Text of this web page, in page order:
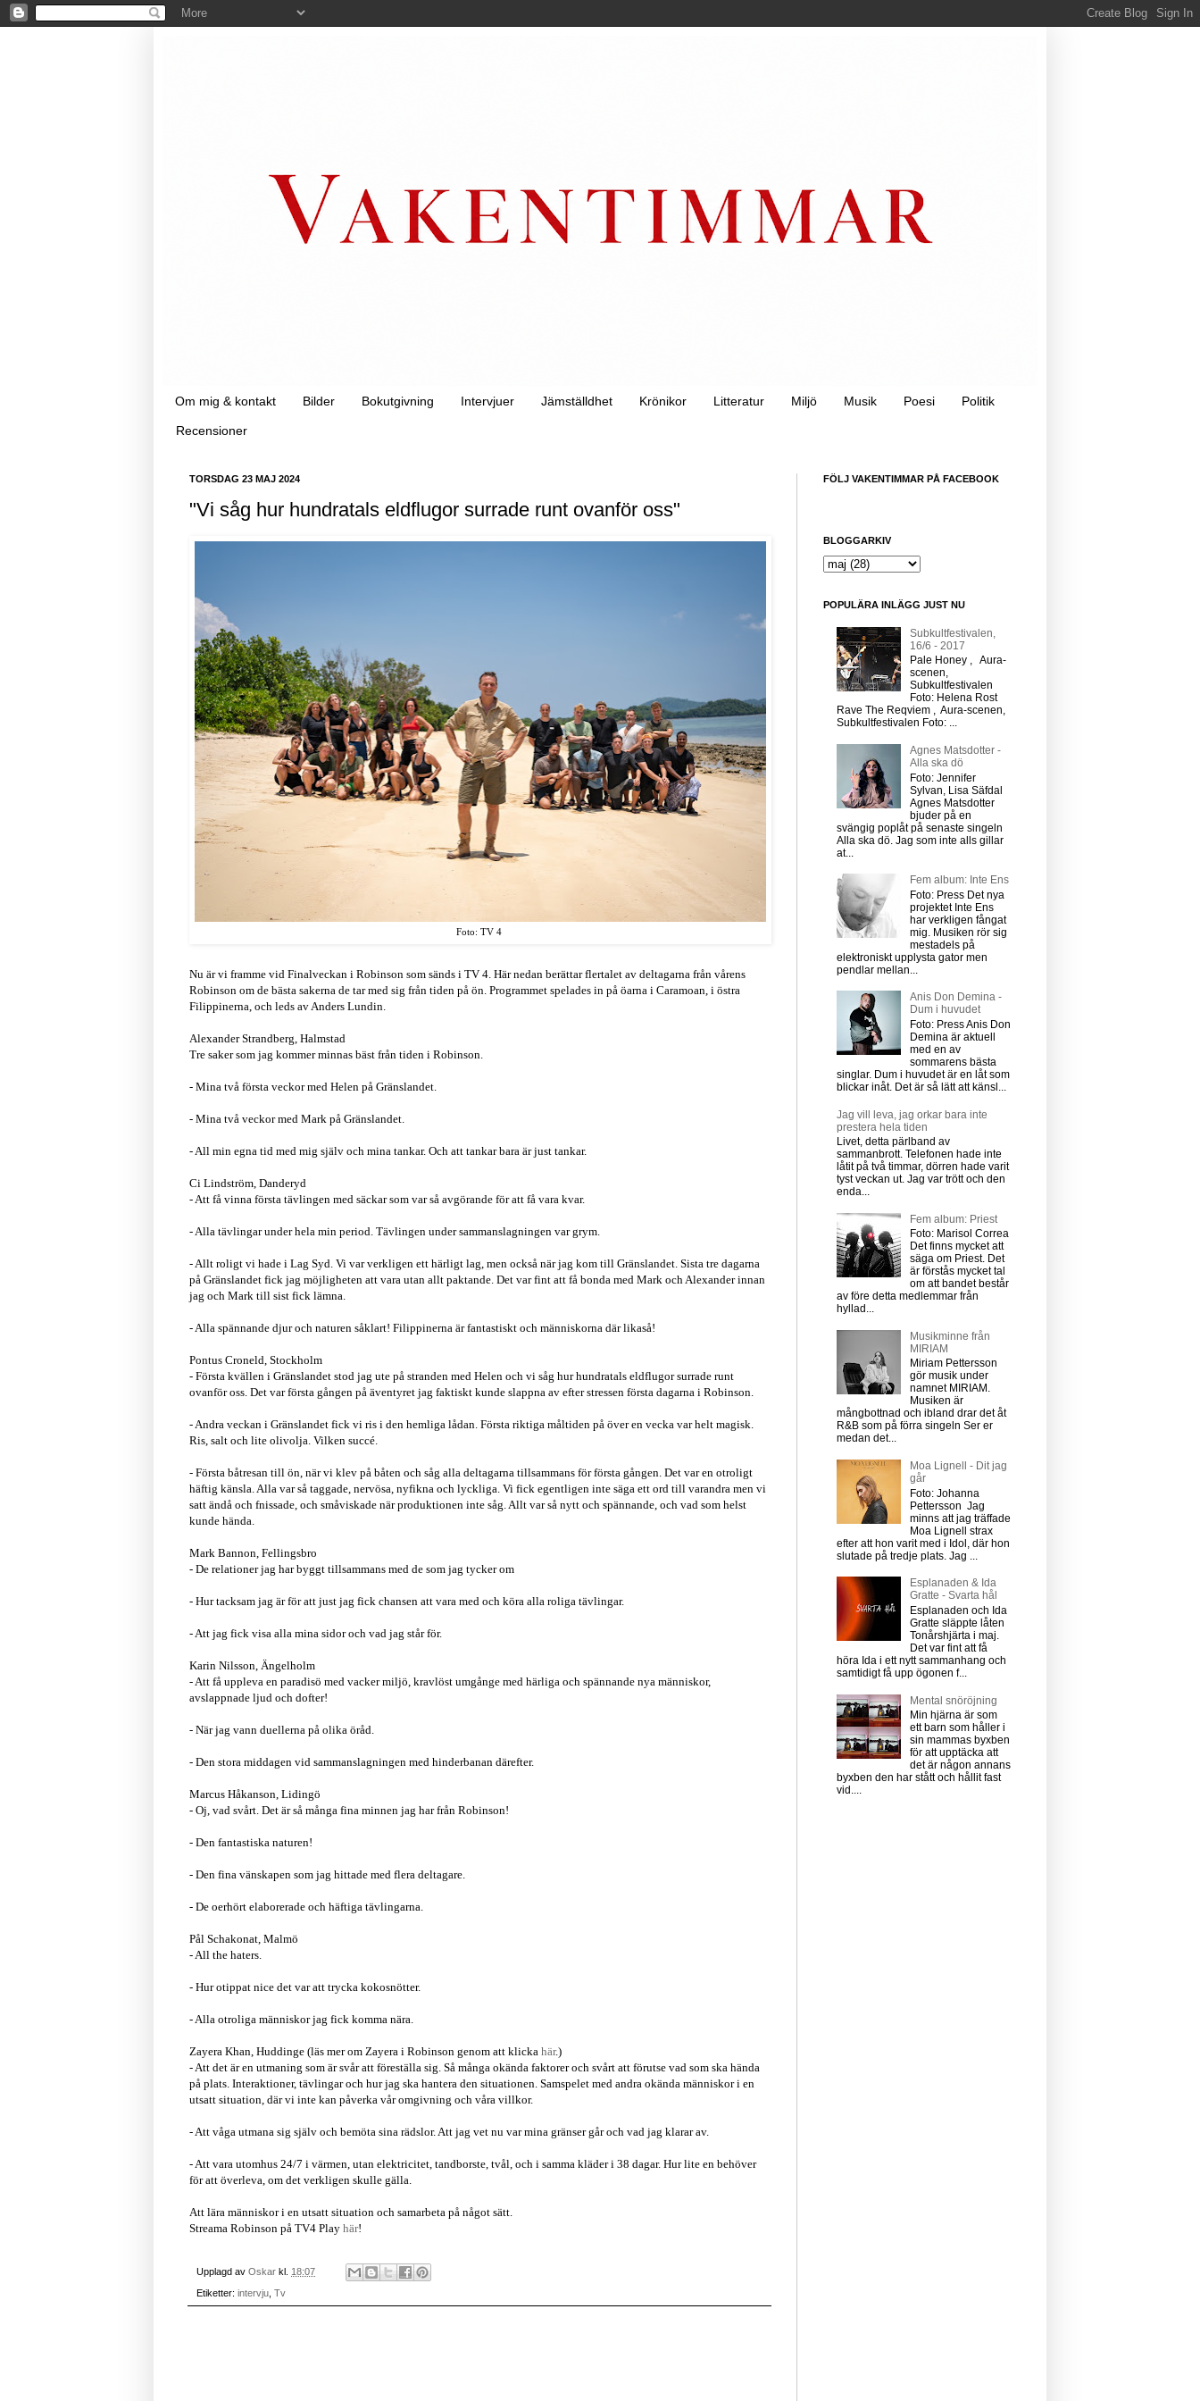
Om mig & kontakt Bilder Bokutgivning Intervjuer Jämställdhet Krönikor Litteratur Miljö Musik Poesi Politik
Recensioner
TORSDAG 23 MAJ 2024
"Vi såg hur hundratals eldflugor surrade runt ovanför oss"
Foto: TV 4
Nu är vi framme vid Finalveckan i Robinson som sänds i TV 4. Här nedan berättar flertalet av deltagarna från vårens
Robinson om de bästa sakerna de tar med sig från tiden på ön. Programmet spelades in på öarna i Caramoan, i östra
Filippinerna, och leds av Anders Lundin.
Alexander Strandberg, Halmstad
Tre saker som jag kommer minnas bäst från tiden i Robinson.
- Mina två första veckor med Helen på Gränslandet.
- Mina två veckor med Mark på Gränslandet.
- All min egna tid med mig själv och mina tankar. Och att tankar bara är just tankar.
Ci Lindström, Danderyd
- Att få vinna första tävlingen med säckar som var så avgörande för att få vara kvar.
- Alla tävlingar under hela min period. Tävlingen under sammanslagningen var grym.
- Allt roligt vi hade i Lag Syd. Vi var verkligen ett härligt lag, men också när jag kom till Gränslandet. Sista tre dagarna
på Gränslandet fick jag möjligheten att vara utan allt paktande. Det var fint att få bonda med Mark och Alexander innan
jag och Mark till sist fick lämna.
- Alla spännande djur och naturen såklart! Filippinerna är fantastiskt och människorna där likaså!
Pontus Croneld, Stockholm
- Första kvällen i Gränslandet stod jag ute på stranden med Helen och vi såg hur hundratals eldflugor surrade runt
ovanför oss. Det var första gången på äventyret jag faktiskt kunde slappna av efter stressen första dagarna i Robinson.
- Andra veckan i Gränslandet fick vi ris i den hemliga lådan. Första riktiga måltiden på över en vecka var helt magisk.
Ris, salt och lite olivolja. Vilken succé.
- Första båtresan till ön, när vi klev på båten och såg alla deltagarna tillsammans för första gången. Det var en otroligt
häftig känsla. Alla var så taggade, nervösa, nyfikna och lyckliga. Vi fick egentligen inte säga ett ord till varandra men vi
satt ändå och fnissade, och småviskade när produktionen inte såg. Allt var så nytt och spännande, och vad som helst
kunde hända.
Mark Bannon, Fellingsbro
- De relationer jag har byggt tillsammans med de som jag tycker om
- Hur tacksam jag är för att just jag fick chansen att vara med och köra alla roliga tävlingar.
- Att jag fick visa alla mina sidor och vad jag står för.
Karin Nilsson, Ängelholm
- Att få uppleva en paradisö med vacker miljö, kravlöst umgånge med härliga och spännande nya människor,
avslappnade ljud och dofter!
- När jag vann duellerna på olika öråd.
- Den stora middagen vid sammanslagningen med hinderbanan därefter.
Marcus Håkanson, Lidingö
- Oj, vad svårt. Det är så många fina minnen jag har från Robinson!
- Den fantastiska naturen!
- Den fina vänskapen som jag hittade med flera deltagare.
- De oerhört elaborerade och häftiga tävlingarna.
Pål Schakonat, Malmö
- All the haters.
- Hur otippat nice det var att trycka kokosnötter.
- Alla otroliga människor jag fick komma nära.
Zayera Khan, Huddinge (läs mer om Zayera i Robinson genom att klicka här.)
- Att det är en utmaning som är svår att föreställa sig. Så många okända faktorer och svårt att förutse vad som ska hända
på plats. Interaktioner, tävlingar och hur jag ska hantera den situationen. Samspelet med andra okända människor i en
utsatt situation, där vi inte kan påverka vår omgivning och våra villkor.
- Att våga utmana sig själv och bemöta sina rädslor. Att jag vet nu var mina gränser går och vad jag klarar av.
- Att vara utomhus 24/7 i värmen, utan elektricitet, tandborste, tvål, och i samma kläder i 38 dagar. Hur lite en behöver
för att överleva, om det verkligen skulle gälla.
Att lära människor i en utsatt situation och samarbeta på något sätt.
Streama Robinson på TV4 Play här!
Upplagd av Oskar kl. 18:07
Etiketter: intervju Tv
FÖLJ VAKENTIMMAR PÅ FACEBOOK
BLOGGARKIV
POPULÄRA INLÄGG JUST NU
Subkultfestivalen,
16/6 - 2017
Pale Honey , Aura-
scenen,
Subkultfestivalen
Foto: Helena Rost
Rave The Reqviem , Aura-scenen,
Subkultfestivalen Foto: ...
Agnes Matsdotter -
Alla ska dö
Foto: Jennifer
Sylvan, Lisa Säfdal
Agnes Matsdotter
bjuder på en
svängig poplåt på senaste singeln
Alla ska dö. Jag som inte alls gillar
at...
Fem album: Inte Ens
Foto: Press Det nya
projektet Inte Ens
har verkligen fångat
mig. Musiken rör sig
mestadels på
elektroniskt upplysta gator men
pendlar mellan...
Anis Don Demina -
Dum i huvudet
Foto: Press Anis Don
Demina är aktuell
med en av
sommarens bästa
singlar. Dum i huvudet är en låt som
blickar inåt. Det är så lätt att känsl...
Jag vill leva, jag orkar bara inte
prestera hela tiden
Livet, detta pärlband av
sammanbrott. Telefonen hade inte
låtit på två timmar, dörren hade varit
tyst veckan ut. Jag var trött och den
enda...
Fem album: Priest
Foto: Marisol Correa
Det finns mycket att
säga om Priest. Det
är förstås mycket tal
om att bandet består
av före detta medlemmar från
hyllad...
Musikminne från
MIRIAM
Miriam Pettersson
gör musik under
namnet MIRIAM.
Musiken är
mångbottnad och ibland drar det åt
R&B som på förra singeln Ser er
medan det...
Moa Lignell - Dit jag
går
Foto: Johanna
Pettersson Jag
minns att jag träffade
Moa Lignell strax
efter att hon varit med i Idol, där hon
slutade på tredje plats. Jag ...
Esplanaden & Ida
Gratte - Svarta hål
Esplanaden och Ida
Gratte släppte låten
Tonårshjärta i maj.
Det var fint att få
höra Ida i ett nytt sammanhang och
samtidigt få upp ögonen f...
Mental snöröjning
Min hjärna är som
ett barn som håller i
sin mammas byxben
för att upptäcka att
det är någon annans
byxben den har stått och hållit fast
vid....